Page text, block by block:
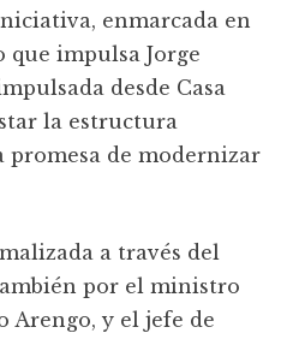
enmarcada en
que impulsa Jorge
desde Casa
la estructura
de modernizar
a través del
por el ministro
Arengo, y el jefe de